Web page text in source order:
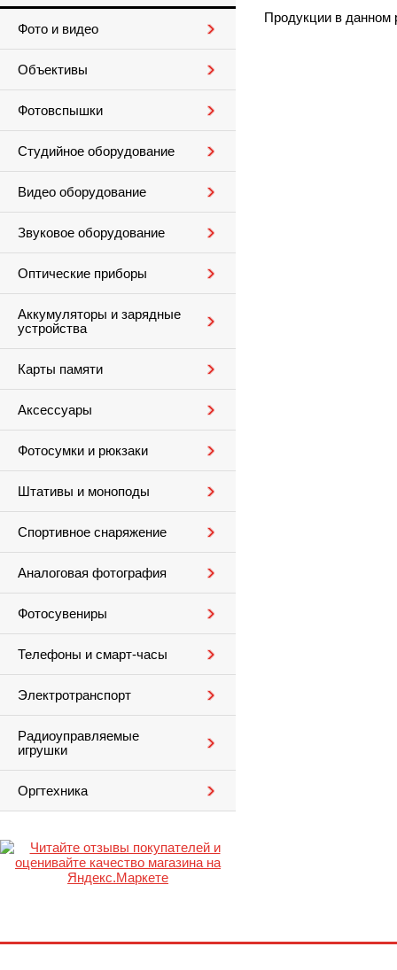
Фото и видео
Объективы
Фотовспышки
Студийное оборудование
Видео оборудование
Звуковое оборудование
Оптические приборы
Аккумуляторы и зарядные
устройства
Карты памяти
Аксессуары
Фотосумки и рюкзаки
Штативы и моноподы
Спортивное снаряжение
Аналоговая фотография
Фотосувениры
Телефоны и смарт-часы
Электротранспорт
Радиоуправляемые
игрушки
Оргтехника
Продукции в данном